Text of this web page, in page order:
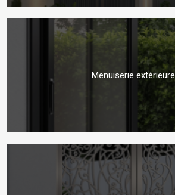
Menuiserie extérieure